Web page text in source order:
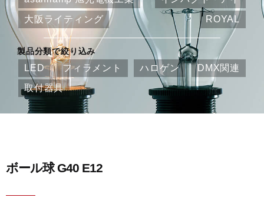
大阪ライティング
ROYAL
製品分類で絞り込み
LED フィラメント ハロゲン
DMX関連
取付器具
ボール球 G40 E12